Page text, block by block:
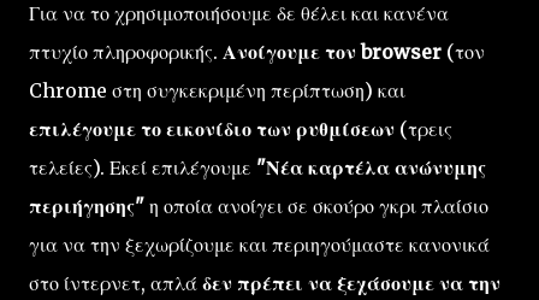
Για να το χρησιμοποιήσουμε δε θέλει και κανένα
πτυχίο πληροφορικής. Ανοίγουμε τον browser (τον
Chrome στη συγκεκριμένη περίπτωση) και
επιλέγουμε το εικονίδιο των ρυθμίσεων (τρεις
τελείες). Εκεί επιλέγουμε "Νέα καρτέλα ανώνυμης
περιήγησης" η οποία ανοίγει σε σκούρο γκρι πλαίσιο
για να την ξεχωρίζουμε και περιηγούμαστε κανονικά
στο ίντερνετ, απλά δεν πρέπει να ξεχάσουμε να την